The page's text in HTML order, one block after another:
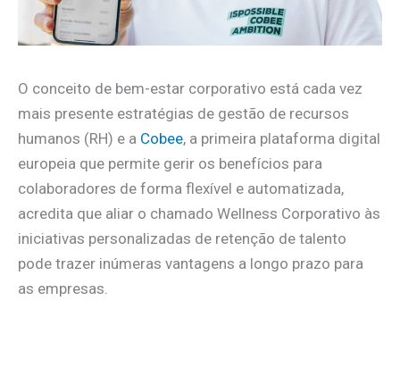
O conceito de bem-estar corporativo está cada vez
mais presente estratégias de gestão de recursos
humanos (RH) e a Cobee, a primeira plataforma digital
europeia que permite gerir os benefícios para
colaboradores de forma flexível e automatizada,
acredita que aliar o chamado Wellness Corporativo às
iniciativas personalizadas de retenção de talento
pode trazer inúmeras vantagens a longo prazo para
as empresas.